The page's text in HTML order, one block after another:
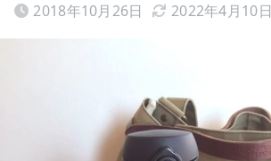
2018年10月26日 2022年4月10日